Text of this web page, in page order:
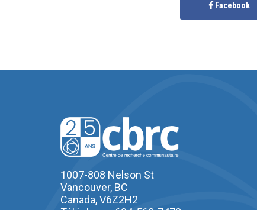
Facebook
1007-808 Nelson St
Vancouver, BC
Canada, V6Z2H2